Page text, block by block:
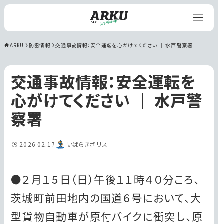
ARKU 防犯情報 交通事故情報：安全運転を心がけてください ｜ 水戸警察署
交通事故情報：安全運転を
心がけてください ｜ 水戸警
察署
2026.02.17 いばらきポリス
●２月１５日（日）午後１１時４０分ころ、
茨城町前田地内の国道６号において、大
型貨物自動車が原付バイクに衝突し、原